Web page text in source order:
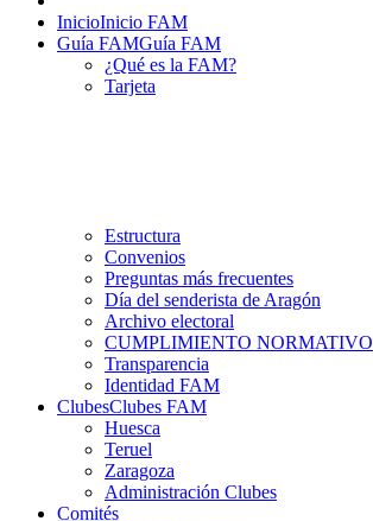
InicioInicio FAM
Guía FAMGuía FAM
¿Qué es la FAM?
Tarjeta
Estructura
Convenios
Preguntas más frecuentes
Día del senderista de Aragón
Archivo electoral
CUMPLIMIENTO NORMATIVO
Transparencia
Identidad FAM
ClubesClubes FAM
Huesca
Teruel
Zaragoza
Administración Clubes
Comités